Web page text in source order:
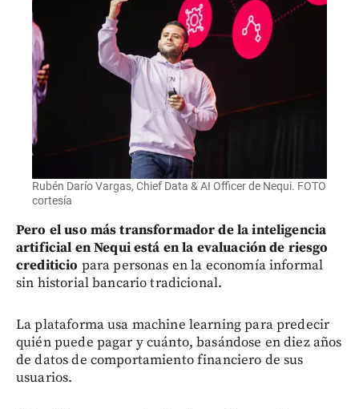
Rubén Darío Vargas, Chief Data & AI Officer de Nequi. FOTO
cortesía
Pero el uso más transformador de la inteligencia
artificial en Nequi está en la evaluación de riesgo
crediticio para personas en la economía informal
sin historial bancario tradicional.
La plataforma usa machine learning para predecir
quién puede pagar y cuánto, basándose en diez años
de datos de comportamiento financiero de sus
usuarios.